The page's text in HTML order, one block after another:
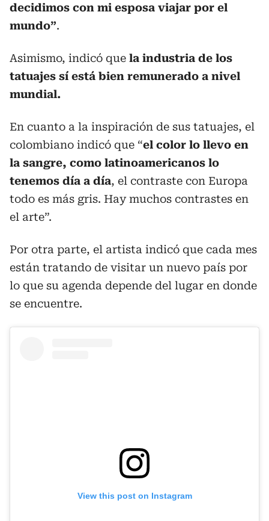
decidimos con mi esposa viajar por el
mundo”.
Asimismo, indicó que la industria de los
tatuajes sí está bien remunerado a nivel
mundial.
En cuanto a la inspiración de sus tatuajes, el
colombiano indicó que “el color lo llevo en
la sangre, como latinoamericanos lo
tenemos día a día, el contraste con Europa
todo es más gris. Hay muchos contrastes en
el arte”.
Por otra parte, el artista indicó que cada mes
están tratando de visitar un nuevo país por
lo que su agenda depende del lugar en donde
se encuentre.
View this post on Instagram